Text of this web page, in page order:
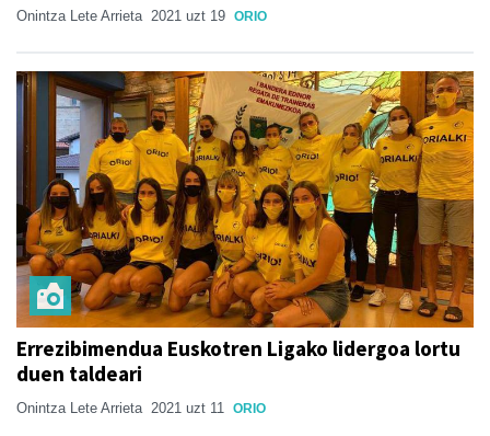
Onintza Lete Arrieta 2021 uzt 19 ORIO
Errezibimendua Euskotren Ligako lidergoa lortu
duen taldeari
Onintza Lete Arrieta 2021 uzt 11 ORIO